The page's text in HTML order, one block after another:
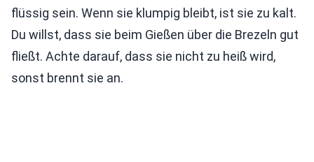
flüssig sein. Wenn sie klumpig bleibt, ist sie zu kalt.
Du willst, dass sie beim Gießen über die Brezeln gut
fließt. Achte darauf, dass sie nicht zu heiß wird,
sonst brennt sie an.